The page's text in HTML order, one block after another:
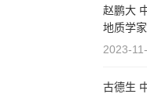
赵鹏大 中国科学院院士，地质勘探学家、数学
地质学
2023-
古德生 中国工程院院士，矿业工程科学技术专